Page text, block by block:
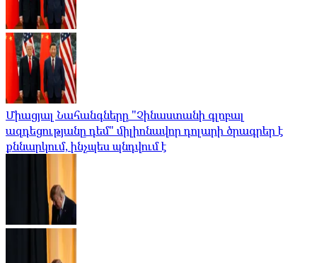
Միացյալ Նահանգները "Չինաստանի գլոբալ
ազդեցությանը դեմ" միլիոնավոր դոլարի ծրագրեր է
քննարկում, ինչպես պնդվում է